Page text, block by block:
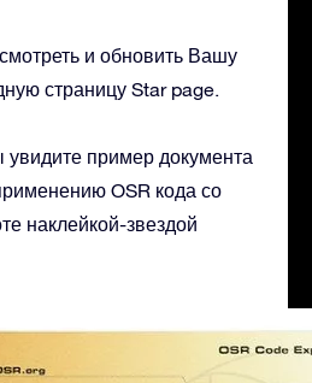
и обновить Вашу
страницу Star page.
пример документа
OSR кода со
наклейкой-звездой